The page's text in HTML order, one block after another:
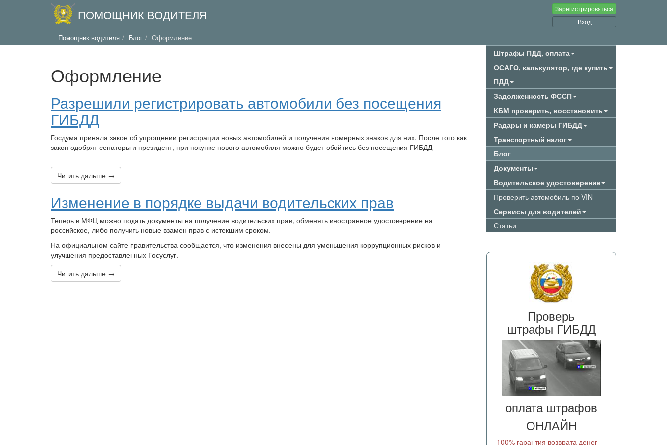
ПОМОЩНИК ВОДИТЕЛЯ
Зарегистрироваться
Вход
Помощник водителя Блог Оформление
Оформление
Разрешили регистрировать автомобили без посещения
ГИБДД
Госдума приняла закон об упрощении регистрации новых автомобилей и получения номерных знаков для них. После того как
закон одобрят сенаторы и президент, при покупке нового автомобиля можно будет обойтись без посещения ГИБДД
Читить дальше →
Изменение в порядке выдачи водительских прав
Теперь в МФЦ можно подать документы на получение водительских прав, обменять иностранное удостоверение на
российское, либо получить новые взамен прав с истекшим сроком.
На официальном сайте правительства сообщается, что изменения внесены для уменьшения коррупционных рисков и
улучшения предоставленных Госуслуг.
Читить дальше →
Штрафы ПДД, оплата
ОСАГО, калькулятор, где купить
ПДД
Задолженность ФССП
КБМ проверить, восстановить
Радары и камеры ГИБДД
Транспортный налог
Блог
Документы
Водительское удостоверение
Проверить автомобиль по VIN
Сервисы для водителей
Статьи
Проверь
штрафы ГИБДД
оплата штрафов
ОНЛАЙН
100% гарантия возврата денег